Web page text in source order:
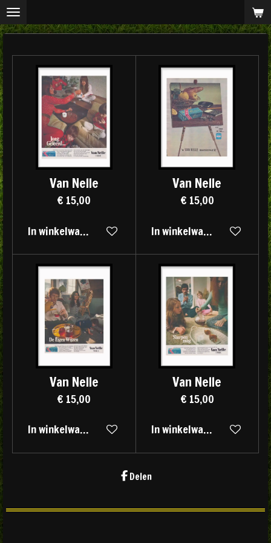
Ga
direct
hoofdinhoud
Van Nelle
€ 15,00
In winkelwagen
Van Nelle
€ 15,00
In winkelwagen
Van Nelle
€ 15,00
In winkelwagen
Van Nelle
€ 15,00
In winkelwagen
Delen